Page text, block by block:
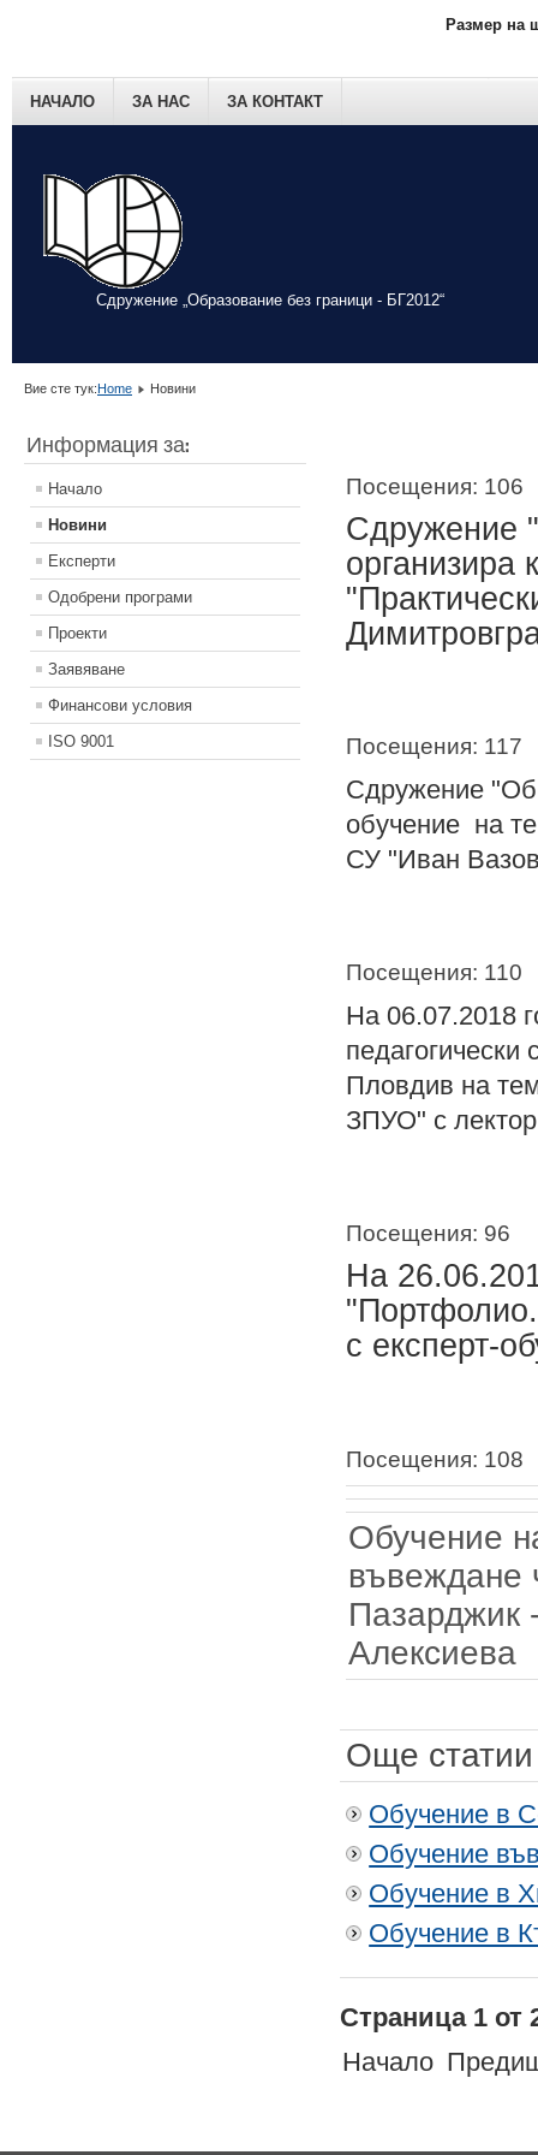
Сдружение „Образование без граници - БГ2012“
НАЧАЛО ЗА НАС ЗА КОНТАКТ
Размер на
Вие сте тук: Home Новини
Информация за:
Начало
Новини
Експерти
Одобрени програми
Проекти
Заявяване
Финансови условия
ISO 9001
Посещения: 106
Сдружение
организира
Посещения: 117
Сдружение
обучение на
СУ "Иван
Посещения: 110
На 06.07.2018
Пловдив на
ЗПУО" с
Посещения: 96
На
с експерт-
Посещения: 108
Обучение
въвеждане
Пазарджик
Алексиева
Още
Обучение в
Обучение
Обучение в
Обучение в
Страница 1 от
Начало